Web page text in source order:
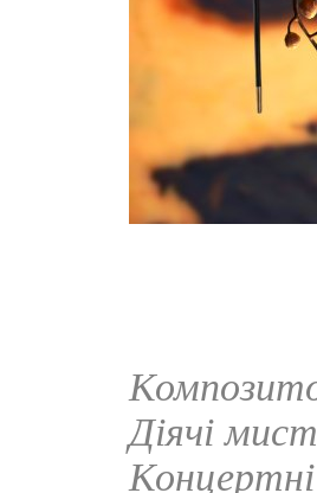
Діячі
Концертні